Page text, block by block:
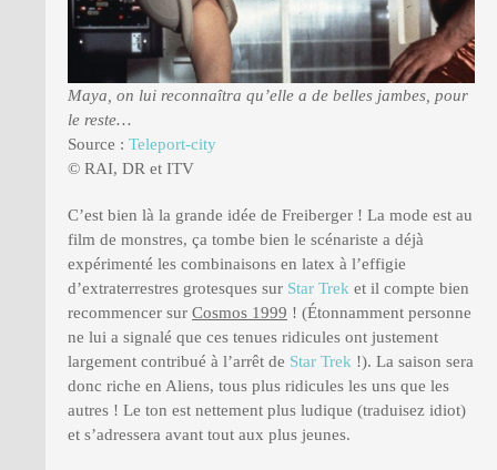
Maya, on lui reconnaîtra qu’elle a de belles jambes, pour
le reste…
Source : Teleport-city
© RAI, DR et ITV
C’est bien là la grande idée de Freiberger ! La mode est au
film de monstres, ça tombe bien le scénariste a déjà
expérimenté les combinaisons en latex à l’effigie
d’extraterrestres grotesques sur Star Trek et il compte bien
recommencer sur Cosmos 1999 ! (Étonnamment personne
ne lui a signalé que ces tenues ridicules ont justement
largement contribué à l’arrêt de Star Trek !). La saison sera
donc riche en Aliens, tous plus ridicules les uns que les
autres ! Le ton est nettement plus ludique (traduisez idiot)
et s’adressera avant tout aux plus jeunes.